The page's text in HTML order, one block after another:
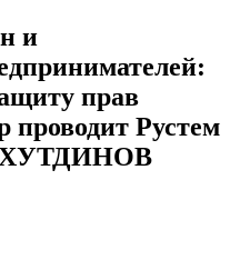
и
прав
проводит Рустем